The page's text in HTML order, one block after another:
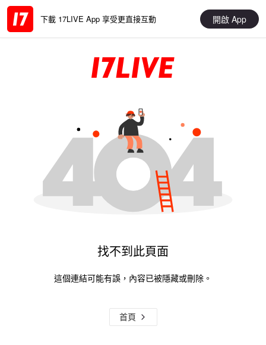
下載 17LIVE App 享受更直接互動 開啟 App
找不到此頁面
這個連結可能有誤，內容已被隱藏或刪除。
首頁